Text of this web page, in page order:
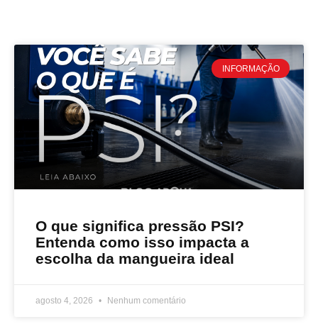
INFORMAÇÃO
O que significa pressão PSI?
Entenda como isso impacta a
escolha da mangueira ideal
agosto 4, 2026 Nenhum comentário